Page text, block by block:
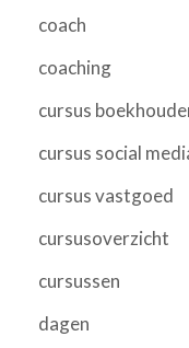
coach
coaching
cursus
cursus social
cursus vastgoed
cursusoverzicht
cursussen
dagen